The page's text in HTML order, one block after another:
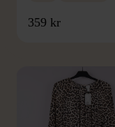
359 kr
FRÅN